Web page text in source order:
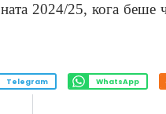
2024/25, кога беше
Telegram WhatsApp